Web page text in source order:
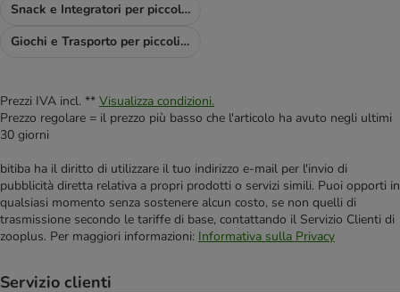
Snack e Integratori per piccoli animali
Giochi e Trasporto per piccoli animali
Prezzi IVA incl. ** Visualizza condizioni.
Prezzo regolare = il prezzo più basso che l'articolo ha avuto negli ultimi
30 giorni
bitiba ha il diritto di utilizzare il tuo indirizzo e-mail per l'invio di
pubblicità diretta relativa a propri prodotti o servizi simili. Puoi opporti in
qualsiasi momento senza sostenere alcun costo, se non quelli di
trasmissione secondo le tariffe di base, contattando il Servizio Clienti di
zooplus. Per maggiori informazioni: Informativa sulla Privacy
Servizio clienti